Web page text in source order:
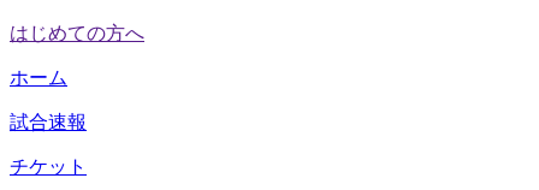
はじめての方へ
ホーム
試合速報
チケット